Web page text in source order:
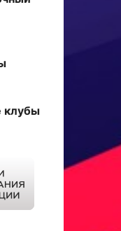
клубы